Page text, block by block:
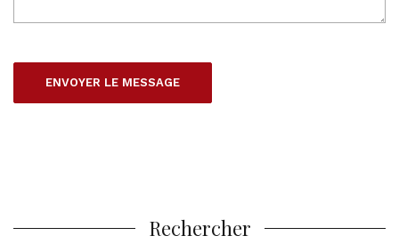
Rechercher